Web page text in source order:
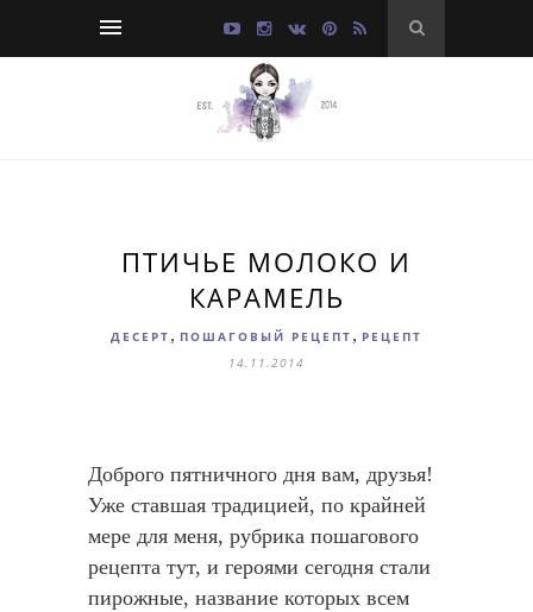
ПТИЧЬЕ МОЛОКО И
КАРАМЕЛЬ
ДЕСЕРТ , ПОШАГОВЫЙ РЕЦЕПТ , РЕЦЕПТ
14.11.2014
Доброго пятничного дня вам, друзья!
Уже ставшая традицией, по крайней
мере для меня, рубрика пошагового
рецепта тут, и героями сегодня стали
пирожные, название которых всем